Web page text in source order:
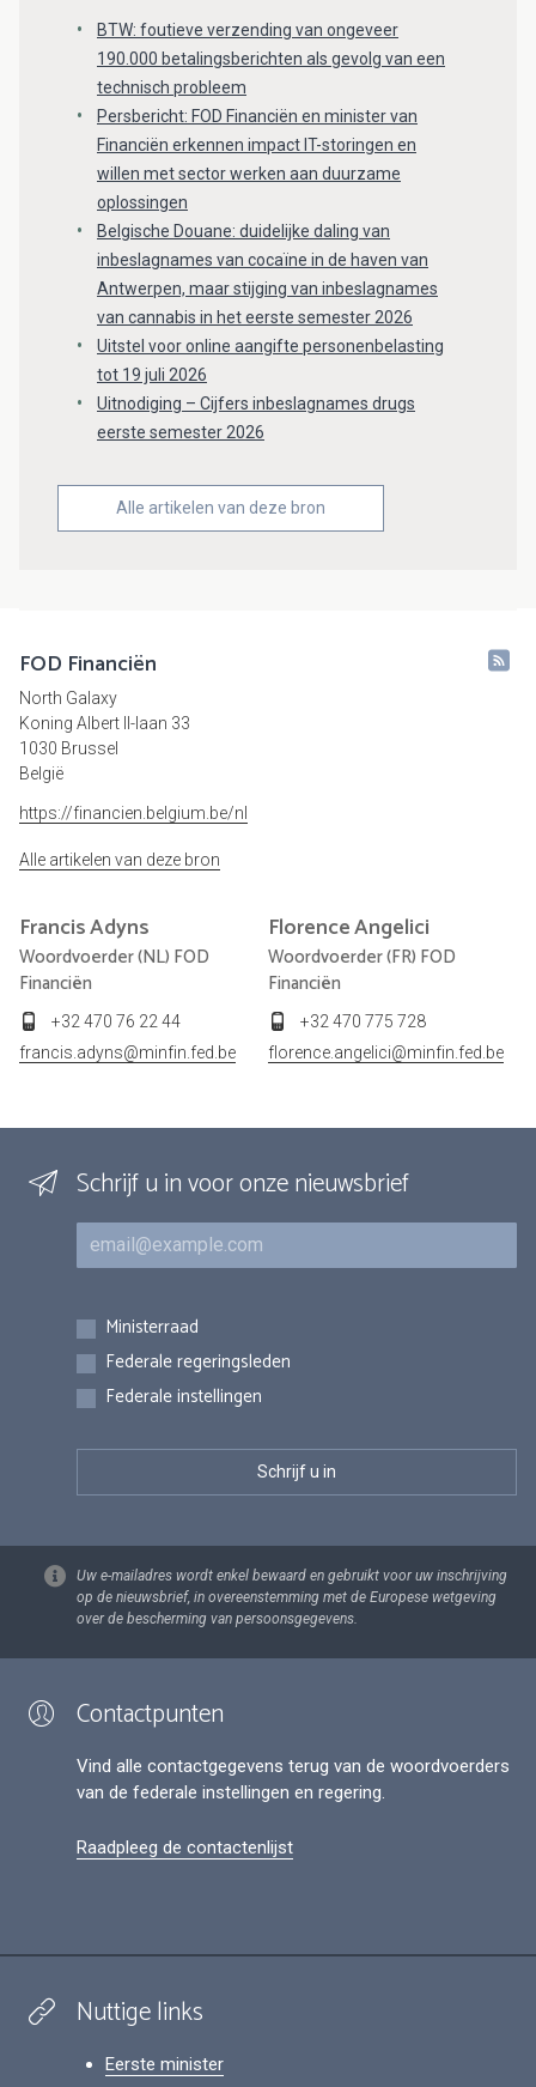
BTW: foutieve verzending van ongeveer
190.000 betalingsberichten als gevolg van een
technisch probleem
Persbericht: FOD Financiën en minister van
Financiën erkennen impact IT-storingen en
willen met sector werken aan duurzame
oplossingen
Belgische Douane: duidelijke daling van
inbeslagnames van cocaïne in de haven van
Antwerpen, maar stijging van inbeslagnames
van cannabis in het eerste semester 2026
Uitstel voor online aangifte personenbelasting
tot 19 juli 2026
Uitnodiging – Cijfers inbeslagnames drugs
eerste semester 2026
Alle artikelen van deze bron
FOD Financiën
North Galaxy
Koning Albert II-laan 33
1030 Brussel
België
https://financien.belgium.be/nl
Alle artikelen van deze bron
FrancisAdyns
Woordvoerder (NL) FOD
Financiën
+32 470 76 22 44
francis.adyns@minfin.fed.be
FlorenceAngelici
Woordvoerder (FR) FOD
Financiën
+32 470 775 728
florence.angelici@minfin.fed.be
Schrijf u in voor onze nieuwsbrief
E-mail
Inschrijvingen
Ministerraad
Federale regeringsleden
Federale instellingen
Uw e-mailadres wordt enkel bewaard en gebruikt voor uw inschrijving
op de nieuwsbrief, in overeenstemming met de Europese wetgeving
over de bescherming van persoonsgegevens.
Contactpunten
Vind alle contactgegevens terug van de woordvoerders
van de federale instellingen en regering.
Raadpleeg de contactenlijst
Nuttige links
Eerste minister